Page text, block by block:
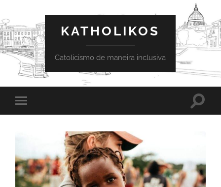
KATHOLIKOS
Catolicismo de maneira inclusiva
Toggle
mobile
Toggle